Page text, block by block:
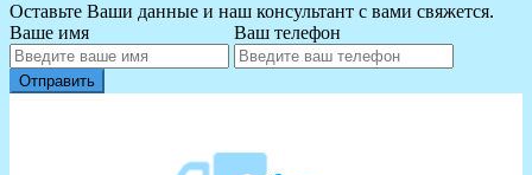
Оставьте Ваши данные и наш консультант с вами свяжется.
Ваше имя
Ваш телефон
Отправить